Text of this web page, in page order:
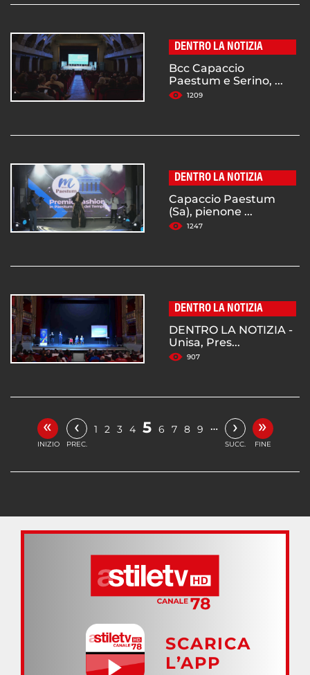
DENTRO LA NOTIZIA
Bcc Capaccio
Paestum e Serino, ...
1209
DENTRO LA NOTIZIA
Capaccio Paestum
(Sa), pienone ...
1247
DENTRO LA NOTIZIA
DENTRO LA NOTIZIA -
Unisa, Pres...
907
«
INIZIO
‹
PREC.
1 2 3 4 5 6 7 8 9 … ›
SUCC.
»
FINE
SCARICA
L’APP